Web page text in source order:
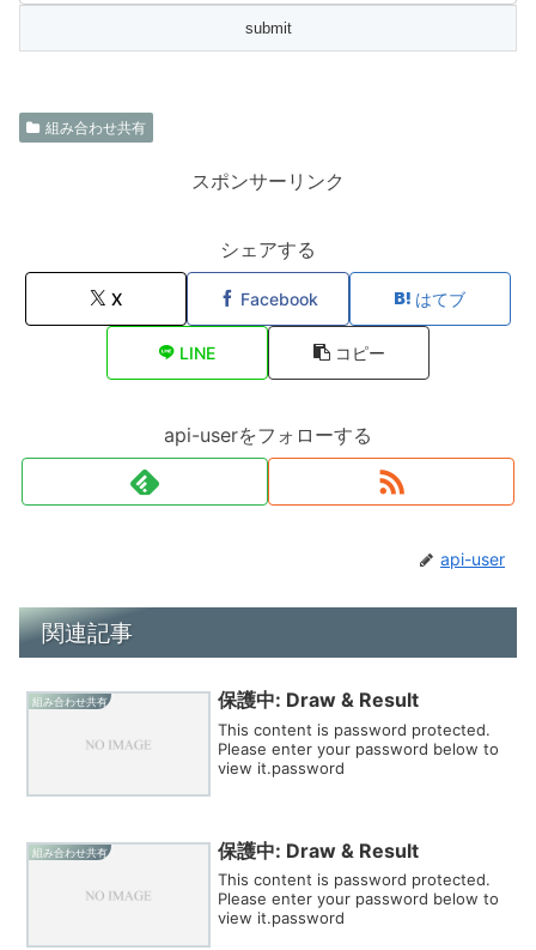
組み合わせ共有
スポンサーリンク
シェアする
X Facebook はてブ
LINE コピー
api-userをフォローする
api-user
関連記事
組み合わせ共有 保護中: Draw & Result
This content is password protected.
Please enter your password below to
view it.password
組み合わせ共有 保護中: Draw & Result
This content is password protected.
Please enter your password below to
view it.password